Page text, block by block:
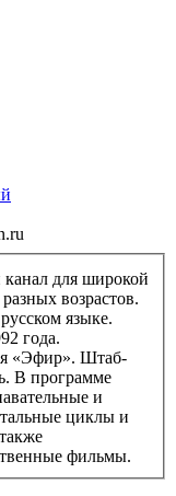
для широкой
возрастов.
языке.
года.
«Эфир». Штаб-
В программе
и
циклы и
фильмы.